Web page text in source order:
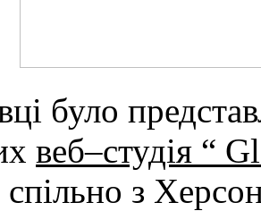
було
веб–студія “
спільно з